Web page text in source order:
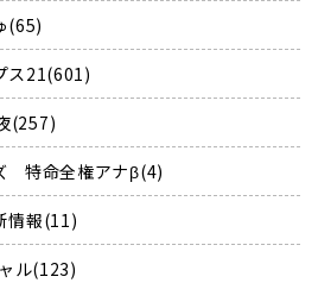
(65)
ス21(601)
(257)
特命全権アナβ(4)
情報(11)
ル(123)